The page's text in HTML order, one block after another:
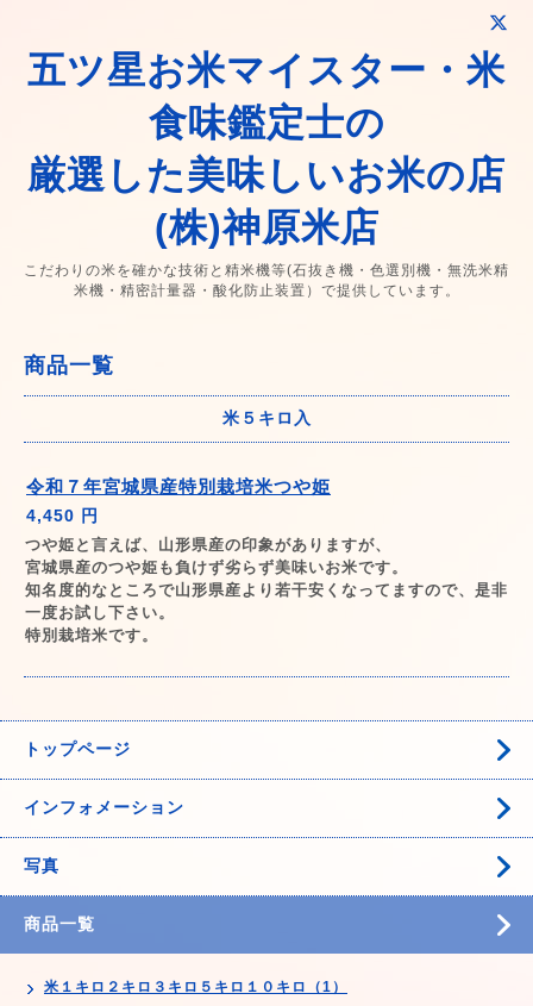
五ツ星お米マイスター・米
食味鑑定士の
厳選した美味しいお米の店
(株)神原米店
こだわりの米を確かな技術と精米機等(石抜き機・色選別機・無洗米精
米機・精密計量器・酸化防止装置）で提供しています。
商品一覧
米５キロ入
令和７年宮城県産特別栽培米つや姫
4,450 円
つや姫と言えば、山形県産の印象がありますが、
宮城県産のつや姫も負けず劣らず美味いお米です。
知名度的なところで山形県産より若干安くなってますので、是非
一度お試し下さい。
特別栽培米です。
トップページ
インフォメーション
写真
商品一覧
米１キロ２キロ３キロ５キロ１０キロ（1）